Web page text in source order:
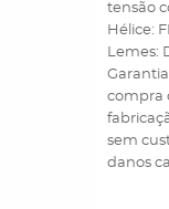
tensão
Hélice:
Lemes:
compra
sem
danos